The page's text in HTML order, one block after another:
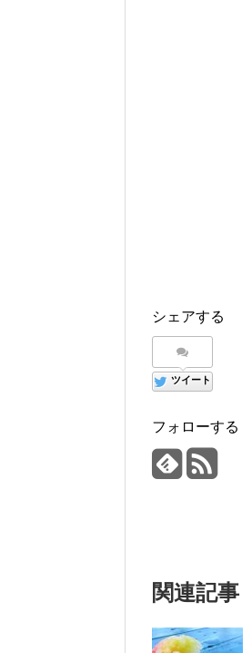
シェアする
ツイート
フォローする
関連記事